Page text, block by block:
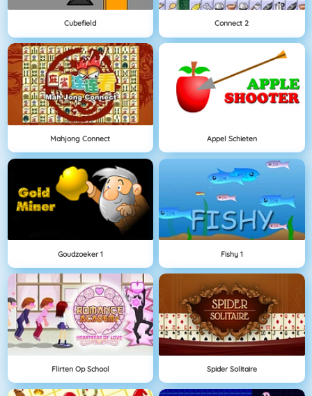
Cubefield Connect 2
Mahjong Connect Appel Schieten
Goudzoeker 1 Fishy 1
Flirten Op School Spider Solitaire